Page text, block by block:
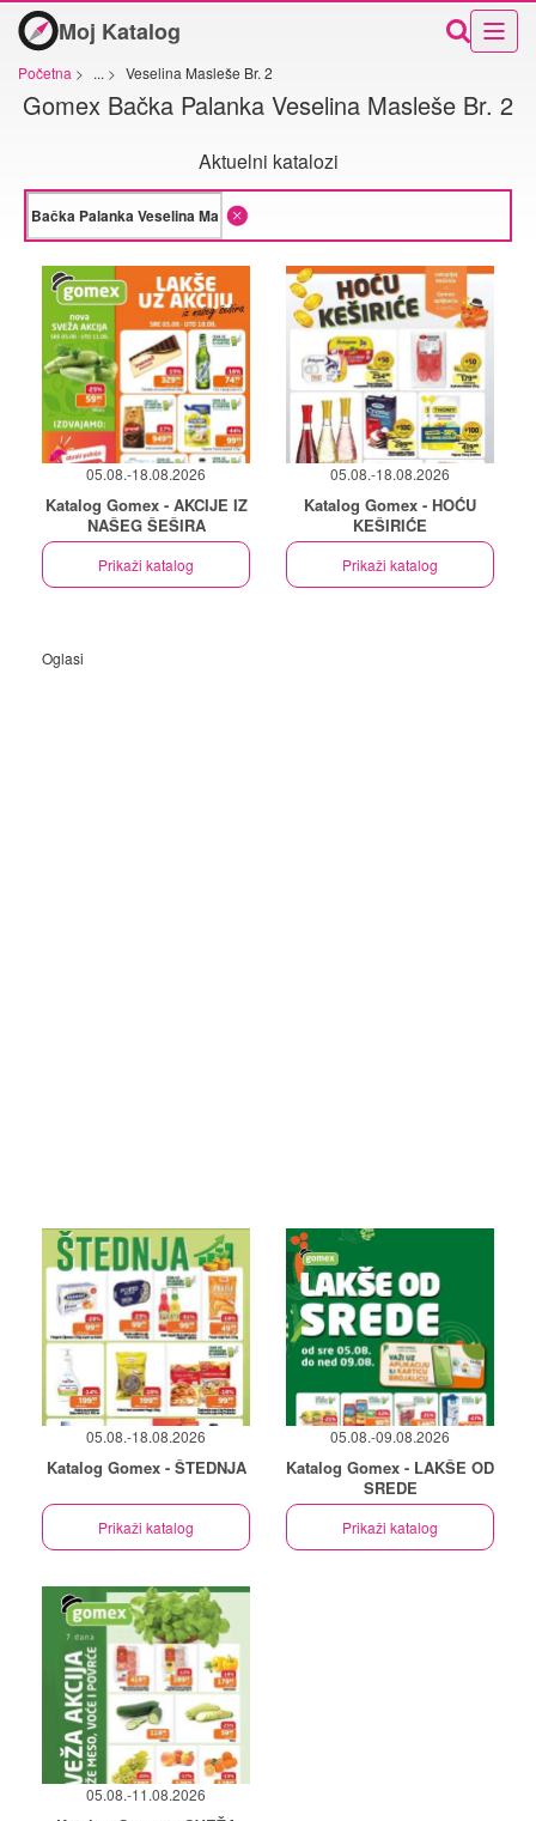
Moj Katalog
Početna > ... > Veselina Masleše Br. 2
Gomex Bačka Palanka Veselina Masleše Br. 2
Aktuelni katalozi
05.08.-18.08.2026
Katalog Gomex - AKCIJE IZ
NAŠEG ŠEŠIRA
Prikaži katalog
05.08.-18.08.2026
Katalog Gomex - HOĆU
KEŠIRIĆE
Prikaži katalog
Oglasi
05.08.-18.08.2026
Katalog Gomex - ŠTEDNJA
Prikaži katalog
05.08.-09.08.2026
Katalog Gomex - LAKŠE OD
SREDE
Prikaži katalog
05.08.-11.08.2026